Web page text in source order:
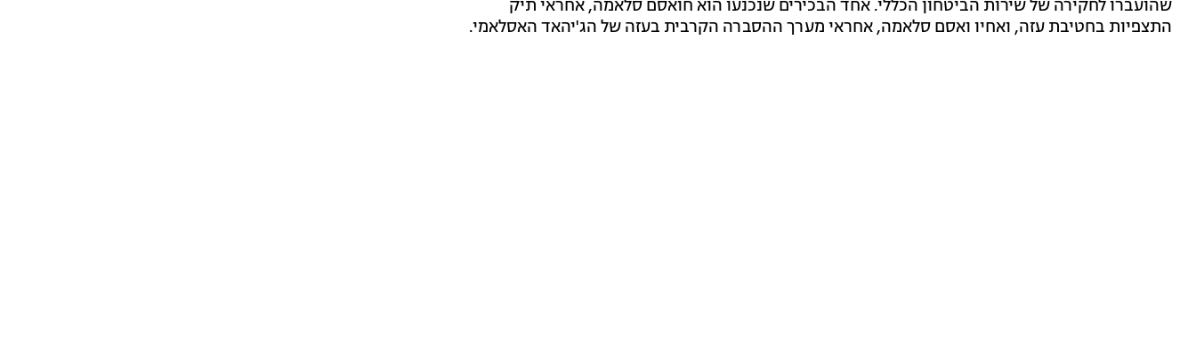
שהועברו לחקירה של שירות הביטחון הכללי. אחד הבכירים שנכנעו הוא חואסם סלאמה, אחראי תיק
התצפיות בחטיבת עזה, ואחיו ואסם סלאמה, אחראי מערך ההסברה הקרבית בעזה של הג'יהאד האסלאמי.